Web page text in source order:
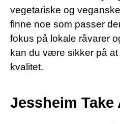
vegetariske og
finne noe som passer
fokus på lokale råvarer
kan du være sikker på
kvalitet.
Jessheim Take